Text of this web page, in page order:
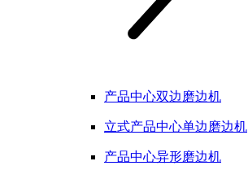
产品中心双边磨边机
立式产品中心单边磨边机
产品中心异形磨边机